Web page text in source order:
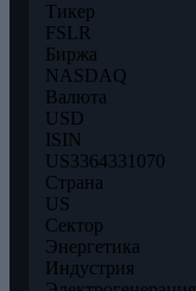
Тикер
FSLR
Биржа
NASDAQ
Валюта
USD
ISIN
US3364331070
Страна
US
Сектор
Энергетика
Индустрия